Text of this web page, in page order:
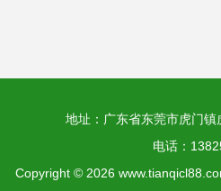
地址：广东省东莞市虎门
电话：
Copyright © 2026